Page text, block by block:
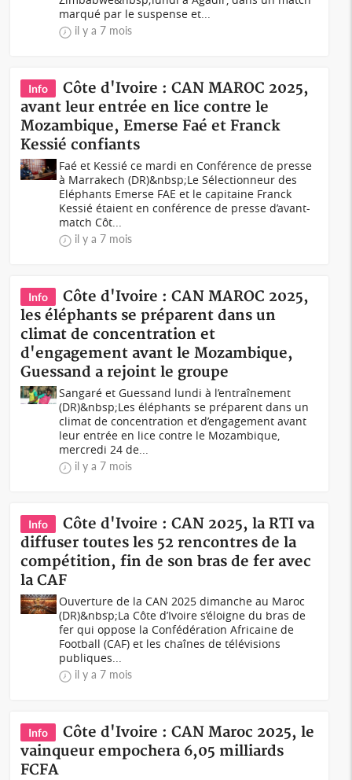
marqué par le suspense et...
il y a 7 mois
Info
Côte d'Ivoire : CAN MAROC 2025,
avant leur entrée en lice contre le
Mozambique, Emerse Faé et Franck
Kessié confiants
Faé et Kessié ce mardi en Conférence de presse
à Marrakech (DR)&nbsp;Le Sélectionneur des
Eléphants Emerse FAE et le capitaine Franck
Kessié étaient en conférence de presse d’avant-
match Côt...
il y a 7 mois
Info
Côte d'Ivoire : CAN MAROC 2025,
les éléphants se préparent dans un
climat de concentration et
d'engagement avant le Mozambique,
Guessand a rejoint le groupe
Sangaré et Guessand lundi à l’entraînement
(DR)&nbsp;Les éléphants se préparent dans un
climat de concentration et d’engagement avant
leur entrée en lice contre le Mozambique,
mercredi 24 de...
il y a 7 mois
Info
Côte d'Ivoire : CAN 2025, la RTI va
diffuser toutes les 52 rencontres de la
compétition, fin de son bras de fer avec
la CAF
Ouverture de la CAN 2025 dimanche au Maroc
(DR)&nbsp;La Côte d’Ivoire s’éloigne du bras de
fer qui oppose la Confédération Africaine de
Football (CAF) et les chaînes de télévisions
publiques...
il y a 7 mois
Info
Côte d'Ivoire : CAN Maroc 2025, le
vainqueur empochera 6,05 milliards
FCFA